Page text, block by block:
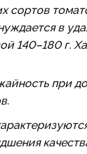
сортов
в
140–180 г.
при